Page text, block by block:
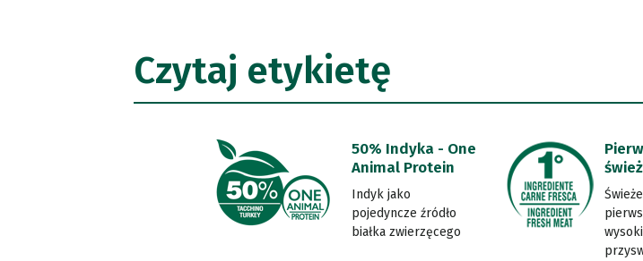
Czytaj etykietę
50% Indyka - One
Animal Protein
Indyk jako
pojedyncze źródło
białka zwierzęcego